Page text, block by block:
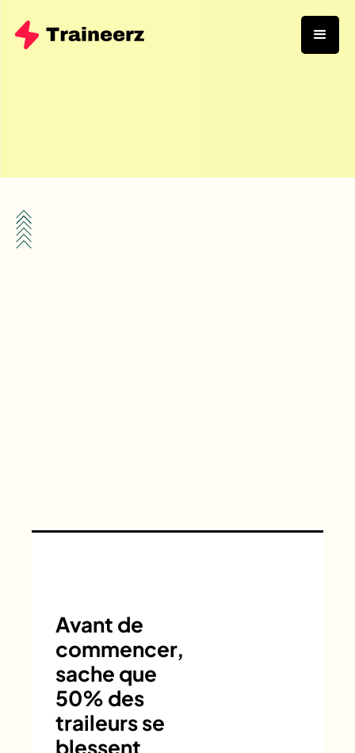
Avant de
commencer,
sache que
50% des
traileurs se
blessent